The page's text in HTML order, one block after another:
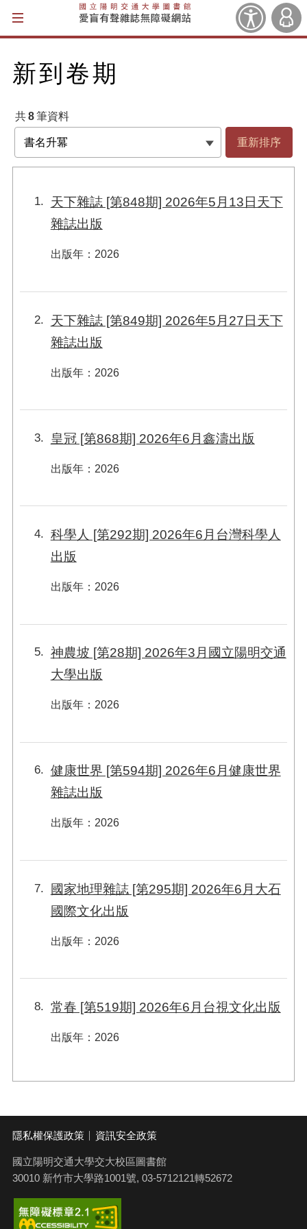
輔助偏好設定
登入
新到卷期
共8筆資料
重新排序
1
天下雜誌 [第848期] 2026年5月13日天下
雜誌出版
出版年： 2026
2
天下雜誌 [第849期] 2026年5月27日天下
雜誌出版
出版年： 2026
3 皇冠 [第868期] 2026年6月鑫濤出版
出版年： 2026
4
科學人 [第292期] 2026年6月台灣科學人
出版
出版年： 2026
5
神農坡 [第28期] 2026年3月國立陽明交通
大學出版
出版年： 2026
6
健康世界 [第594期] 2026年6月健康世界
雜誌出版
出版年： 2026
7
國家地理雜誌 [第295期] 2026年6月大石
國際文化出版
出版年： 2026
8 常春 [第519期] 2026年6月台視文化出版
出版年： 2026
隱私權保護政策 資訊安全政策
國立陽明交通大學交大校區圖書館
30010 新竹市大學路1001號, 03-5712121轉52672